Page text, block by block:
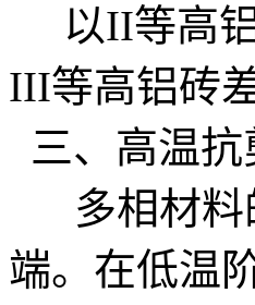
以II等高铝
III等高铝砖差
三、高温
多相材料
端。在低温